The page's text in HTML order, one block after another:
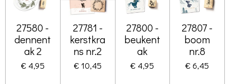
27580 -
dennent
ak 2
€ 4,95
27781 -
kerstkra
ns nr.2
€ 10,45
27800 -
beukent
ak
€ 4,95
27807 -
boom
nr.8
€ 6,45